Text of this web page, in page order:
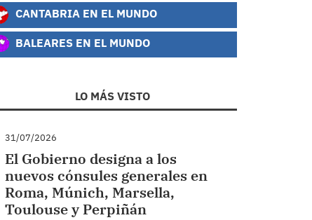
CANTABRIA EN EL MUNDO
BALEARES EN EL MUNDO
LO MÁS VISTO
31/07/2026
El Gobierno designa a los
nuevos cónsules generales en
Roma, Múnich, Marsella,
Toulouse y Perpiñán